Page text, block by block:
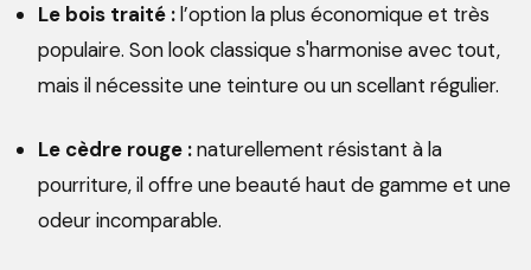
Le bois traité :l’option la plus économique et très
populaire. Son look classique s'harmonise avec tout,
mais il nécessite une teinture ou un scellant régulier.
Le cèdre rouge :naturellement résistant à la
pourriture, il offre une beauté haut de gamme et une
odeur incomparable.